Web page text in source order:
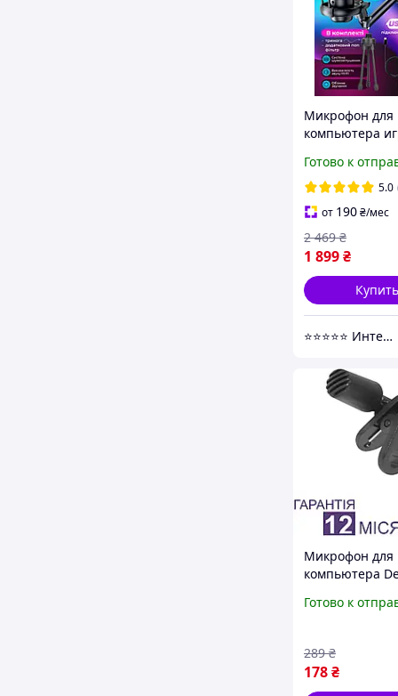
Микрофон для
компьютера
подсветкой,
C, для стримов и
подкастов
Готово к
5.0
от 190₴/мес
1 899₴
2 469 ₴
Купить
⭐⭐⭐⭐⭐ Интернет магазин Добра Мама
Микрофон для
компьютера
для ПК 3.5 мм
Готово к
178₴
289 ₴